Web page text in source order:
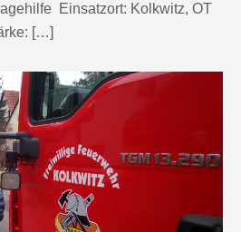
Einsatzort: Kolkwitz, OT
[…]